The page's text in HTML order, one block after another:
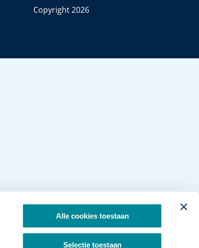
Alle cookies toestaan
Selectie toestaan
Copyright 2026